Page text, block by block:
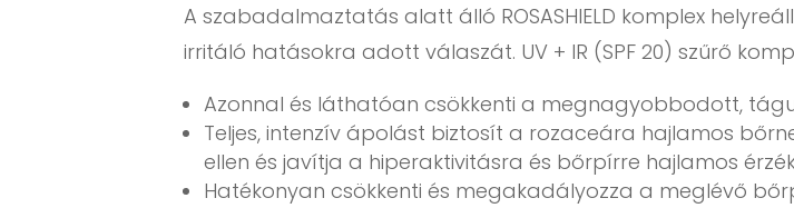
A szabadalmaztatás alatt álló ROSASHIELD komplex
irritáló hatásokra adott válaszát. UV + IR (SPF 20) szűrő
Azonnal és láthatóan csökkenti a megnagyobbodott,
Teljes, intenzív ápolást biztosít a rozaceára hajlamos
ellen és javítja a hiperaktivitásra és bőrpírre hajlamos
Hatékonyan csökkenti és megakadályozza a meglévő